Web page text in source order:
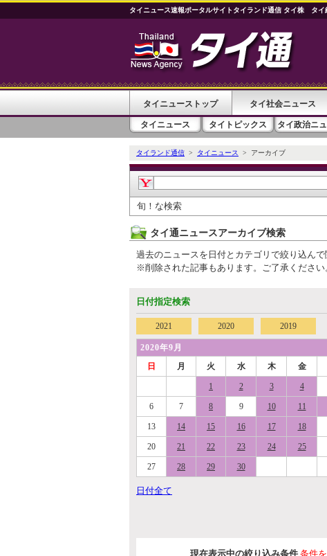
タイニュース速報ポータルサイトタイランド通信 タイ株 タイ
タイニューストップ タイ社会ニュース
タイニュース タイトピックス タイ政治ニ
タイランド通信 > タイニュース > アーカイブ
旬！な検索
タイ通ニュースアーカイブ検索
過去のニュースを日付とカテゴリで絞り込んで
※削除された記事もあります。ご了承ください
日付指定検索
2021 2020 2019
2020年9月
日
月 火 水 木 金
1 2 3 4
6 7 8 9 10 11
13 14 15 16 17 18
20 21 22 23 24 25
27 28 29 30
日付全て
現在表示中の絞り込み条件 条件